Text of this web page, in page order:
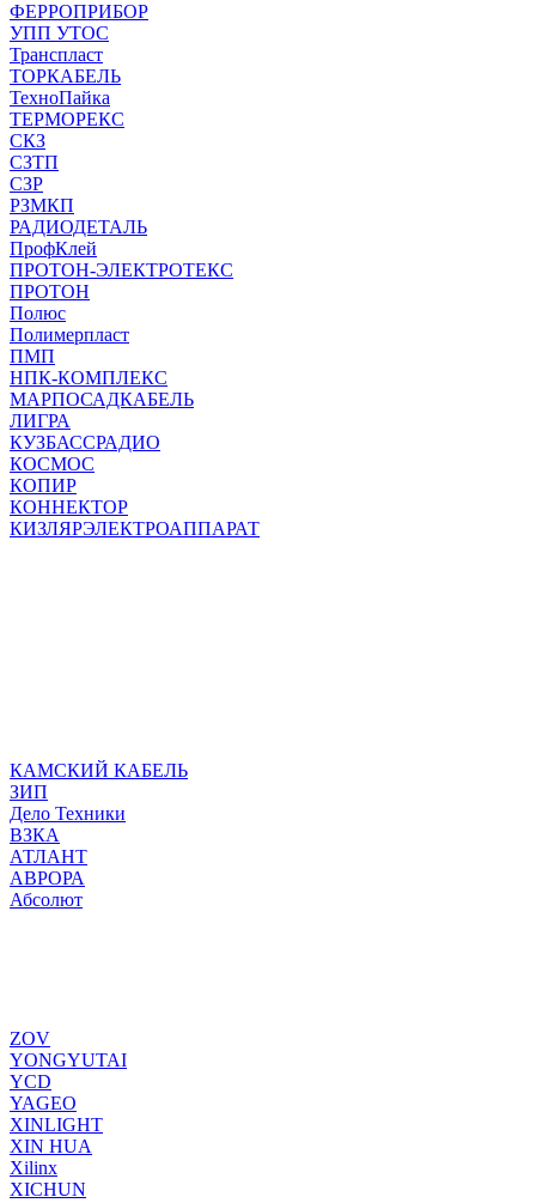
ФЕРРОПРИБОР
УПП УТОС
Транспласт
ТОРКАБЕЛЬ
ТехноПайка
ТЕРМОРЕКС
СКЗ
СЗТП
СЗР
РЗМКП
РАДИОДЕТАЛЬ
ПрофКлей
ПРОТОН-ЭЛЕКТРОТЕКС
ПРОТОН
Полюс
Полимерпласт
ПМП
НПК-КОМПЛЕКС
МАРПОСАДКАБЕЛЬ
ЛИГРА
КУЗБАССРАДИО
КОСМОС
КОПИР
КОННЕКТОР
КИЗЛЯРЭЛЕКТРОАППАРАТ
КАМСКИЙ КАБЕЛЬ
ЗИП
Дело Техники
ВЗКА
АТЛАНТ
АВРОРА
Абсолют
ZOV
YONGYUTAI
YCD
YAGEO
XINLIGHT
XIN HUA
Xilinx
XICHUN